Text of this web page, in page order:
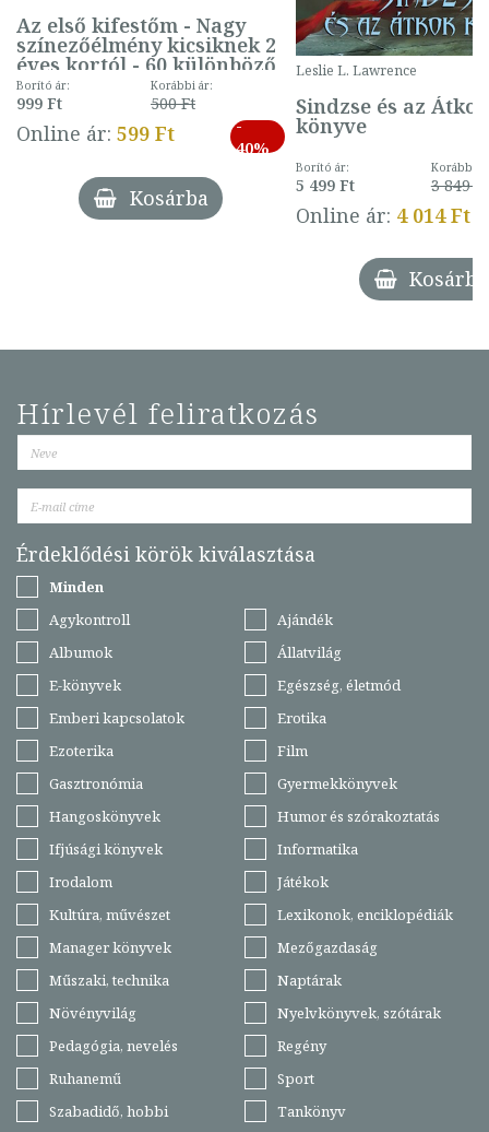
Az első kifestőm - Nagy
színezőélmény kicsiknek 2
éves kortól - 60 különböző
mintával (gombás)
Borító ár:
999 Ft
Korábbi ár:
500 Ft
Online ár: 599 Ft
-
40%
Kosárba
Leslie L. Lawrence
Sindzse és az Átkok
könyve
Borító ár:
5 499 Ft
Korábbi
3 849 Ft
Online ár: 4 014 Ft
Kosárba
Hírlevél feliratkozás
Érdeklődési körök kiválasztása
Minden
Agykontroll
Ajándék
Albumok
Állatvilág
E-könyvek
Egészség, életmód
Emberi kapcsolatok
Erotika
Ezoterika
Film
Gasztronómia
Gyermekkönyvek
Hangoskönyvek
Humor és szórakoztatás
Ifjúsági könyvek
Informatika
Irodalom
Játékok
Kultúra, művészet
Lexikonok, enciklopédiák
Manager könyvek
Mezőgazdaság
Műszaki, technika
Naptárak
Növényvilág
Nyelvkönyvek, szótárak
Pedagógia, nevelés
Regény
Ruhanemű
Sport
Szabadidő, hobbi
Tankönyv